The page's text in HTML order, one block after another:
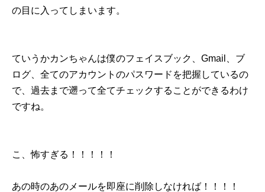
の目に入ってしまいます。
ていうかカンちゃんは僕のフェイスブック、Gmail、ブ
ログ、全てのアカウントのパスワードを把握しているの
で、過去まで遡って全てチェックすることができるわけ
ですね。
こ、怖すぎる！！！！！
あの時のあのメールを即座に削除しなければ！！！！